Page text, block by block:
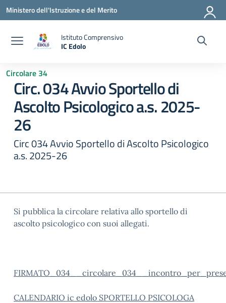
Vai ai contenuti
Vai al menu di navigazione
Vai al footer
Ministero dell'Istruzione e del Merito
Istituto Comprensivo
IC Edolo
Circolare 34
Circ. 034 Avvio Sportello di
Ascolto Psicologico a.s. 2025-
26
Circ 034 Avvio Sportello di Ascolto Psicologico
a.s. 2025-26
Si pubblica la circolare relativa allo sportello di
ascolto psicologico con suoi allegati.
CALENDARIO ic edolo SPORTELLO PSICOLOGA